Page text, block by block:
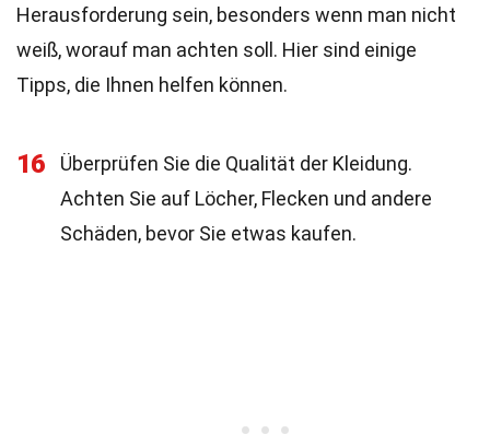
Herausforderung sein, besonders wenn man nicht
weiß, worauf man achten soll. Hier sind einige
Tipps, die Ihnen helfen können.
16
Überprüfen Sie die Qualität der Kleidung.
Achten Sie auf Löcher, Flecken und andere
Schäden, bevor Sie etwas kaufen.